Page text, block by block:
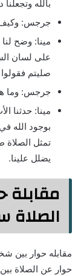
بالله
جرجس:
مينا: وضح
على لسان
صليتم
جرجس: وما
مينا: حدثنا
بوجود الله
تمثل الصلاة
يضلل علينا.
مقابلة
مقابله حوار بين
حوار عن الصلاة